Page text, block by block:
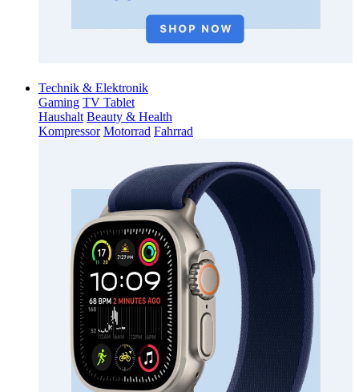
Technik & Elektronik
Gaming TV Tablet
Haushalt Beauty & Health
Kompressor Motorrad Fahrrad